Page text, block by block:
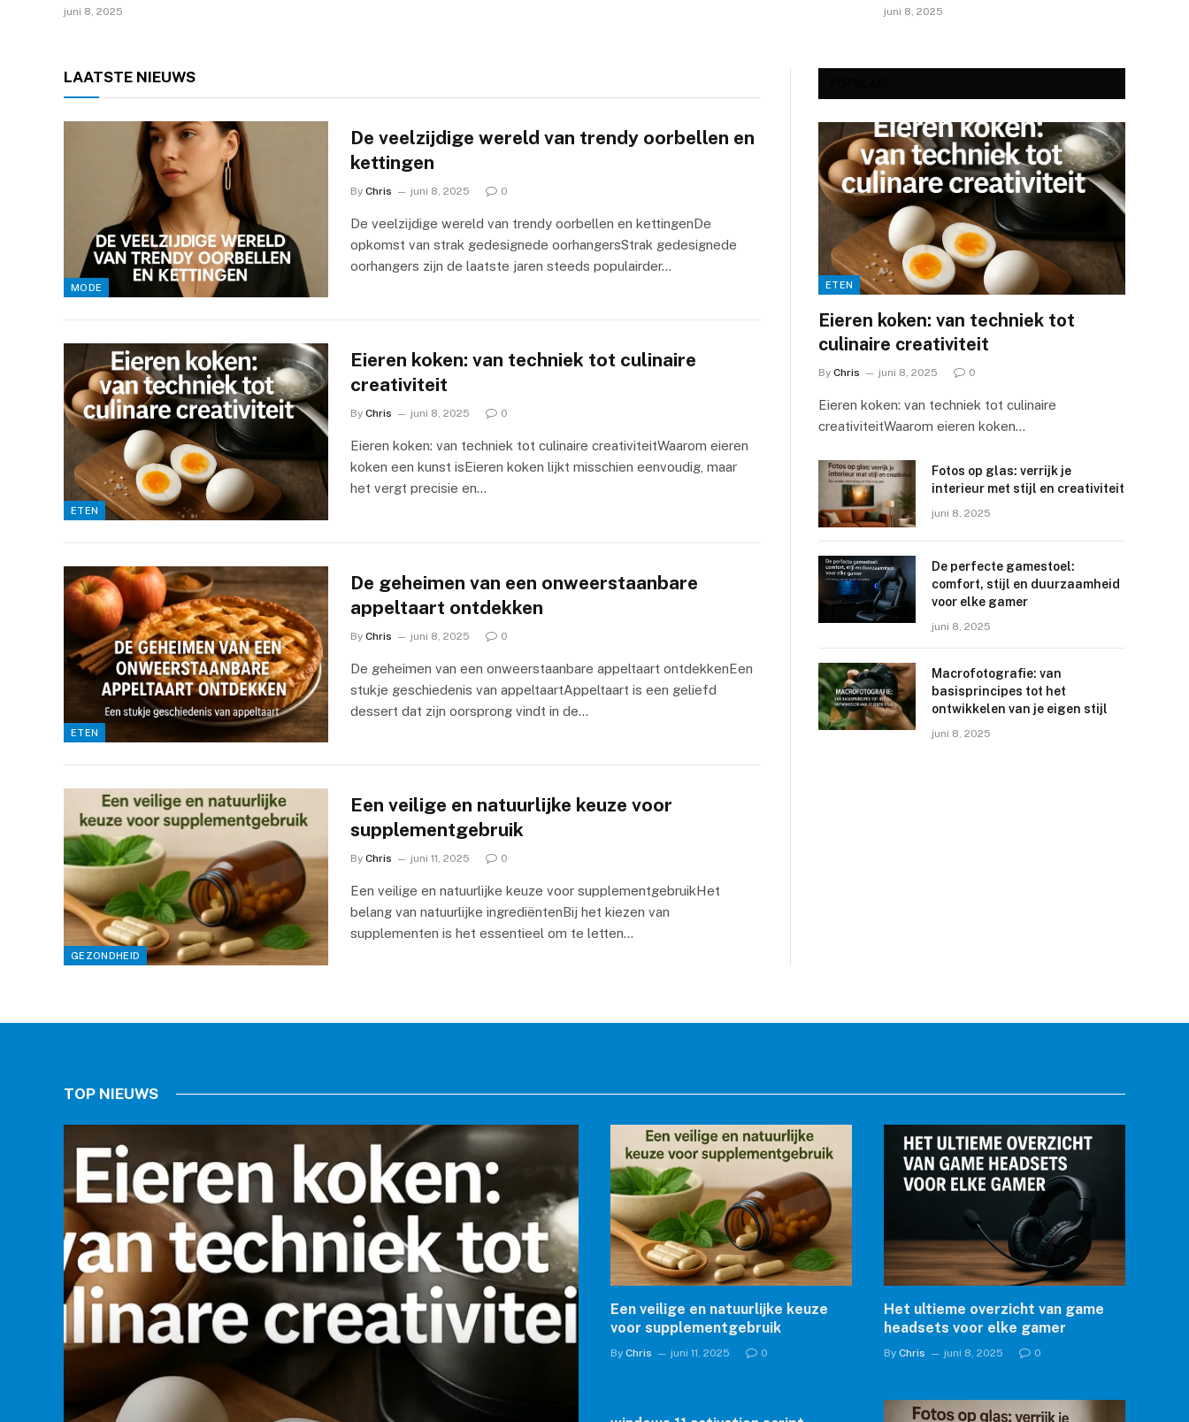
juni 8, 2025 juni 8, 2025
LAATSTE NIEUWS
MODE
De veelzijdige wereld van trendy oorbellen en
kettingen
By Chris juni 8, 2025 0
De veelzijdige wereld van trendy oorbellen en kettingenDe
opkomst van strak gedesignede oorhangersStrak gedesignede
oorhangers zijn de laatste jaren steeds populairder…
ETEN
Eieren koken: van techniek tot culinaire
creativiteit
By Chris juni 8, 2025 0
Eieren koken: van techniek tot culinaire creativiteitWaarom eieren
koken een kunst isEieren koken lijkt misschien eenvoudig, maar
het vergt precisie en…
ETEN
De geheimen van een onweerstaanbare
appeltaart ontdekken
By Chris juni 8, 2025 0
De geheimen van een onweerstaanbare appeltaart ontdekkenEen
stukje geschiedenis van appeltaartAppeltaart is een geliefd
dessert dat zijn oorsprong vindt in de…
GEZONDHEID
Een veilige en natuurlijke keuze voor
supplementgebruik
By Chris juni 11, 2025 0
Een veilige en natuurlijke keuze voor supplementgebruikHet
belang van natuurlijke ingrediëntenBij het kiezen van
supplementen is het essentieel om te letten…
ETEN
Eieren koken: van techniek tot
culinaire creativiteit
By Chris juni 8, 2025 0
Eieren koken: van techniek tot culinaire
creativiteitWaarom eieren koken…
Fotos op glas: verrijk je
interieur met stijl en creativiteit
juni 8, 2025
De perfecte gamestoel:
comfort, stijl en duurzaamheid
voor elke gamer
juni 8, 2025
Macrofotografie: van
basisprincipes tot het
ontwikkelen van je eigen stijl
juni 8, 2025
TOP NIEUWS
Een veilige en natuurlijke keuze
voor supplementgebruik
By Chris juni 11, 2025 0
Het ultieme overzicht van game
headsets voor elke gamer
By Chris juni 8, 2025 0